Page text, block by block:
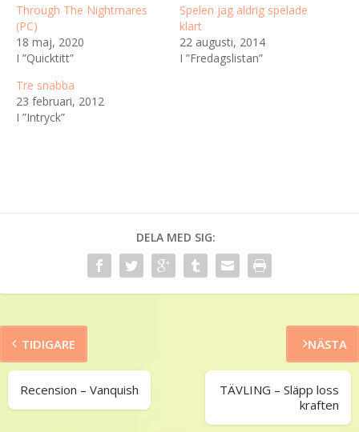
Through The Nightmares
(PC)
18 maj, 2020
I ”Quicktitt”
Spelen jag aldrig spelade
klart
22 augusti, 2014
I ”Fredagslistan”
Tre snabba
23 februari, 2012
I ”Intryck”
DELA MED SIG:
TIDIGARE
Recension – Vanquish
NÄSTA
TÄVLING – Släpp loss
kraften